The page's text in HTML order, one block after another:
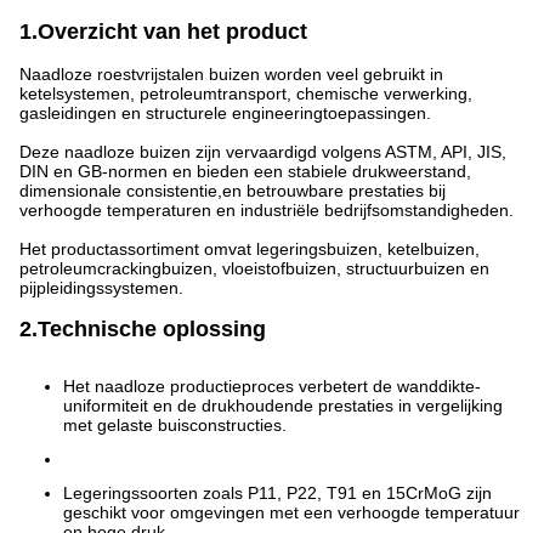
1.Overzicht van het product
Naadloze roestvrijstalen buizen worden veel gebruikt in
ketelsystemen, petroleumtransport, chemische verwerking,
gasleidingen en structurele engineeringtoepassingen.
Deze naadloze buizen zijn vervaardigd volgens ASTM, API, JIS,
DIN en GB-normen en bieden een stabiele drukweerstand,
dimensionale consistentie,en betrouwbare prestaties bij
verhoogde temperaturen en industriële bedrijfsomstandigheden.
Het productassortiment omvat legeringsbuizen, ketelbuizen,
petroleumcrackingbuizen, vloeistofbuizen, structuurbuizen en
pijpleidingssystemen.
2.Technische oplossing
Het naadloze productieproces verbetert de wanddikte-
uniformiteit en de drukhoudende prestaties in vergelijking
met gelaste buisconstructies.
Legeringssoorten zoals P11, P22, T91 en 15CrMoG zijn
geschikt voor omgevingen met een verhoogde temperatuur